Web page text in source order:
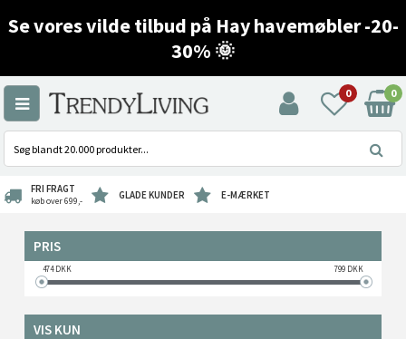
Se vores vilde tilbud på Hay havemøbler -20-
30% 🌞
0 0
FRI FRAGT
køb over 699,- GLADE KUNDER E-MÆRKET
PRIS
474DKK 799DKK
VIS KUN